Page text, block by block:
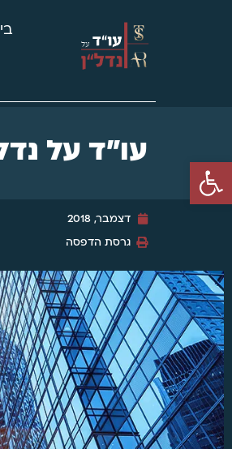
פתח סרגל נגישות
עו"ד על
דצמבר, 2018
גרסת הדפסה